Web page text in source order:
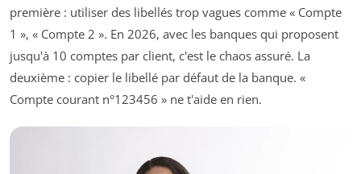
première : utiliser des libellés trop vagues comme « Compte
1 », « Compte 2 ». En 2026, avec les banques qui proposent
jusqu'à 10 comptes par client, c'est le chaos assuré. La
deuxième : copier le libellé par défaut de la banque. «
Compte courant n°123456 » ne t'aide en rien.